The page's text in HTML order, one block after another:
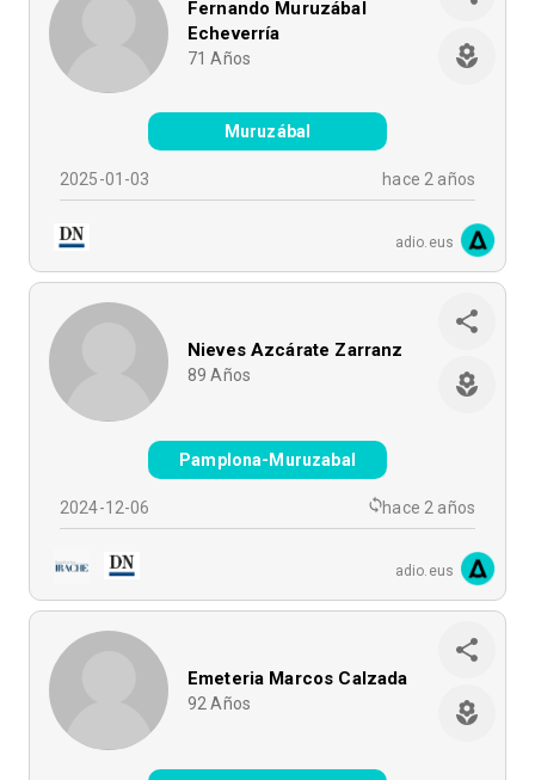
Fernando Muruzábal
Echeverría
71 Años
Muruzábal
2025-01-03 hace 2 años
adio.eus
Nieves Azcárate Zarranz
89 Años
Pamplona-Muruzabal
2024-12-06 hace 2 años
adio.eus
Emeteria Marcos Calzada
92 Años